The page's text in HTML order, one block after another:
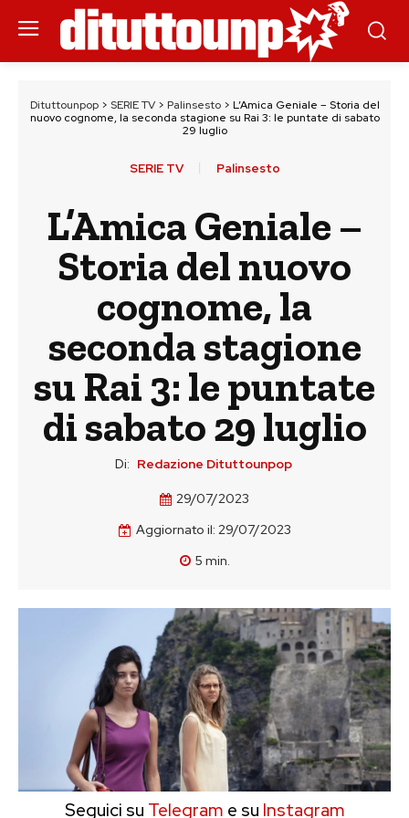
Dituttounpop> SERIE TV> Palinsesto> L’Amica Geniale – Storia del
nuovo cognome, la seconda stagione su Rai 3: le puntate di sabato
29 luglio
SERIE TV Palinsesto
L’Amica Geniale –
Storia del nuovo
cognome, la
seconda stagione
su Rai 3: le puntate
di sabato 29 luglio
Di: Redazione Dituttounpop
29/07/2023
Aggiornato il: 29/07/2023
5 min.
Seguici su Telegram e su Instagram